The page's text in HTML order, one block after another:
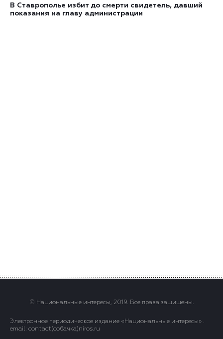
В Ставрополье избит до смерти свидетель, давший
показания на главу администрации
© Национальные интересы, 2019. Все права защищены.
Электронное периодическое издание «Национальные интересы» .
email: contact(сoбaчка)niros.ru